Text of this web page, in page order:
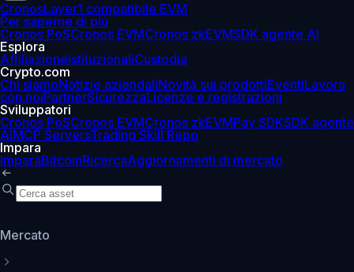
CronosLayer1 compatibile EVM
Per saperne di più
Cronos PoSCronos EVMCronos zkEVMSDK agente AI
Esplora
AffiliazioneIstituzionaliCustodia
Crypto.com
Chi siamoNotizie aziendaliNovità sui prodottiEventiLavora
con noiPartnerSicurezzaLicenze e registrazioni
Sviluppatori
Cronos PoSCronos EVMCronos zkEVMPay SDKSDK agente
AIMCP ServersTrading Skill Repo
Impara
ImparaBitcoinRicercaAggiornamenti di mercato
Mercato